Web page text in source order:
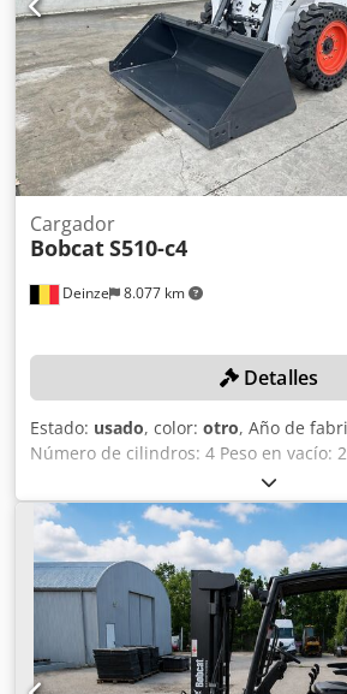
Estado de los neumáticos delanteros:
traseros, tipo: Vulkollan Estado de los
60-80% Voltaje de la batería: 24 V
20 Ah Tipo de batería: Iones de litio
la batería: 2024 Estado de la batería:
CE Djdpfx Abezrilde Aock Batería de
mantenimiento, 24 V.
Deinze 8.077 km
Cargador
BobcatS510-c4
Detalles
Estado: usado, color: otro, Año de
Número de cilindros: 4 Peso en vacío:
(largo x ancho x alto): 337 x 172 x 197
cambio rápido: sí Peso propio: 2680
transporte: 3378 x 1727 x 1972 mm
Marca y modelo del motor: Kubota
/ 48,9 CV Cilindros: 4 Tamaño de los
delanteras y traseras: 30x10-16
Equipamiento: sistema de cambio
Función adicional: Sin certificación ni
documentación